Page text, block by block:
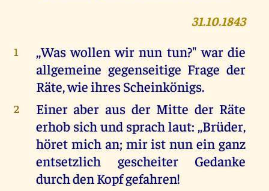
31.10.1843
1
,,Was wollen wir nun tun?" war die
allgemeine gegenseitige Frage der
Räte, wie ihres Scheinkönigs.
2
Einer aber aus der Mitte der Räte
erhob sich und sprach laut: ,,Brüder,
höret mich an; mir ist nun ein ganz
entsetzlich gescheiter Gedanke
durch den Kopf gefahren!